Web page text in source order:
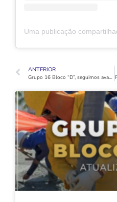
ANTERIOR
Grupo 16 Bloco “D”, seguimos avançando com mais uma etapa essencial para o funcionamento das torres!